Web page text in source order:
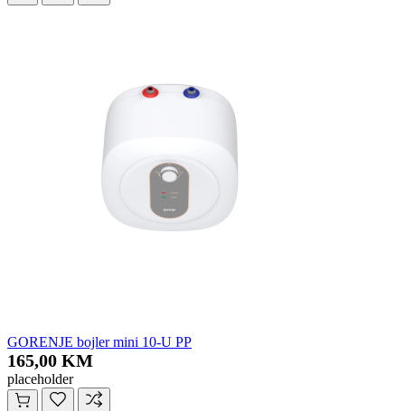
GORENJE bojler mini 10-U PP
165,00 KM
placeholder